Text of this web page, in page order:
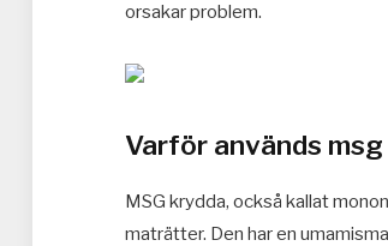
orsakar problem.
Varför används
MSG krydda, också kallat
maträtter. Den har en